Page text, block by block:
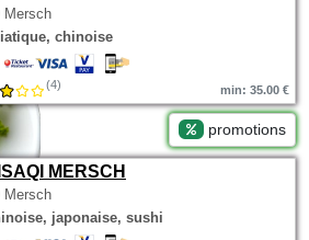
Mersch
chinoise
(4) min: 35.00 €
promotions
MERSCH
Mersch
japonaise, sushi